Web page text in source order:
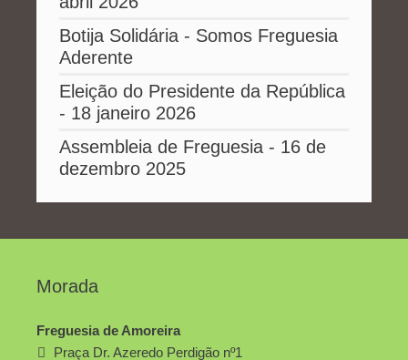
Botija Solidária - Somos Freguesia
Aderente
Eleição do Presidente da República
- 18 janeiro 2026
Assembleia de Freguesia - 16 de
dezembro 2025
Morada
Freguesia de Amoreira
Praça Dr. Azeredo Perdigão nº1